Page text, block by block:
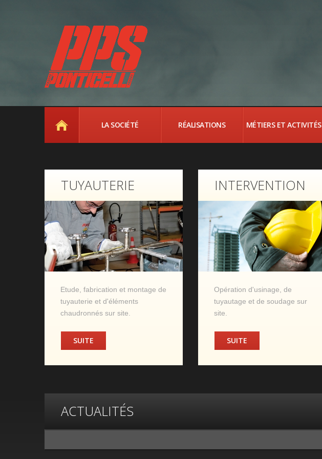
ACCUEILLA SOCIÉTÉ RÉALISATIONS MÉTIERS ET ACTIVITÉS
TUYAUTERIE
Etude, fabrication et montage de
tuyauterie et d'éléments
chaudronnés sur site.
SUITE
INTERVENTION
Opération d'usinage, de
tuyautage et de soudage sur
site.
SUITE
ACTUALITÉS